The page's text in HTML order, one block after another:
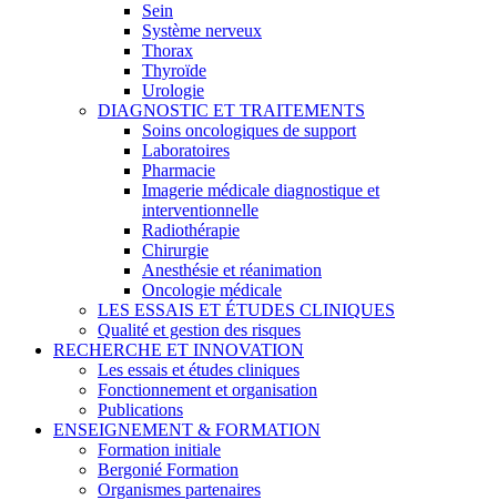
Sein
Système nerveux
Thorax
Thyroïde
Urologie
DIAGNOSTIC ET TRAITEMENTS
Soins oncologiques de support
Laboratoires
Pharmacie
Imagerie médicale diagnostique et
interventionnelle
Radiothérapie
Chirurgie
Anesthésie et réanimation
Oncologie médicale
LES ESSAIS ET ÉTUDES CLINIQUES
Qualité et gestion des risques
RECHERCHE ET INNOVATION
Les essais et études cliniques
Fonctionnement et organisation
Publications
ENSEIGNEMENT & FORMATION
Formation initiale
Bergonié Formation
Organismes partenaires